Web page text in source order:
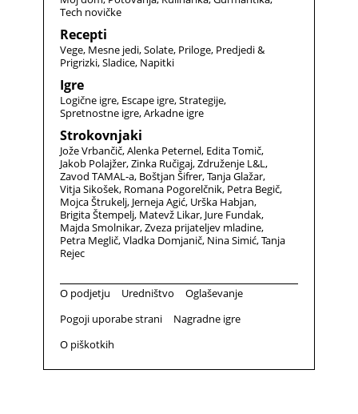
Tech novičke
Recepti
Vege Mesne jedi Solate Priloge Predjedi &
Prigrizki Sladice Napitki
Igre
Logične igre Escape igre Strategije
Spretnostne igre Arkadne igre
Strokovnjaki
Jože Vrbančič Alenka Peternel Edita Tomič
Jakob Polajžer Zinka Ručigaj Združenje L&L
Zavod TAMAL-a Boštjan Šifrer Tanja Glažar
Vitja Sikošek Romana Pogorelčnik Petra Begič
Mojca Štrukelj Jerneja Agić Urška Habjan
Brigita Štempelj Matevž Likar Jure Fundak
Majda Smolnikar Zveza prijateljev mladine
Petra Meglič Vladka Domjanič Nina Simić Tanja
Rejec
O podjetju Uredništvo
Oglaševanje
Pogoji uporabe strani
Nagradne igre
O piškotkih